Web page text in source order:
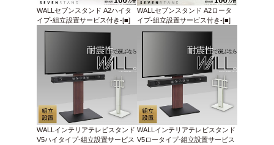
WALLセブンスタンド A2ハイタ
イプ-組立設置サービス付き-[■]
WALLセブンスタンド A2ロータ
イプ-組立設置サービス付き-[■]
WALLインテリアテレビスタンド
V5ハイタイプ-組立設置サービス
WALLインテリアテレビスタンド
V5ロータイプ-組立設置サービス